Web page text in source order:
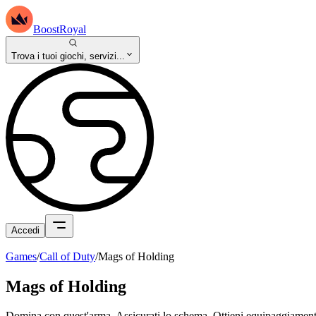
BoostRoyal
Trova i tuoi giochi, servizi...
Accedi
Games/Call of Duty/Mags of Holding
Mags of Holding